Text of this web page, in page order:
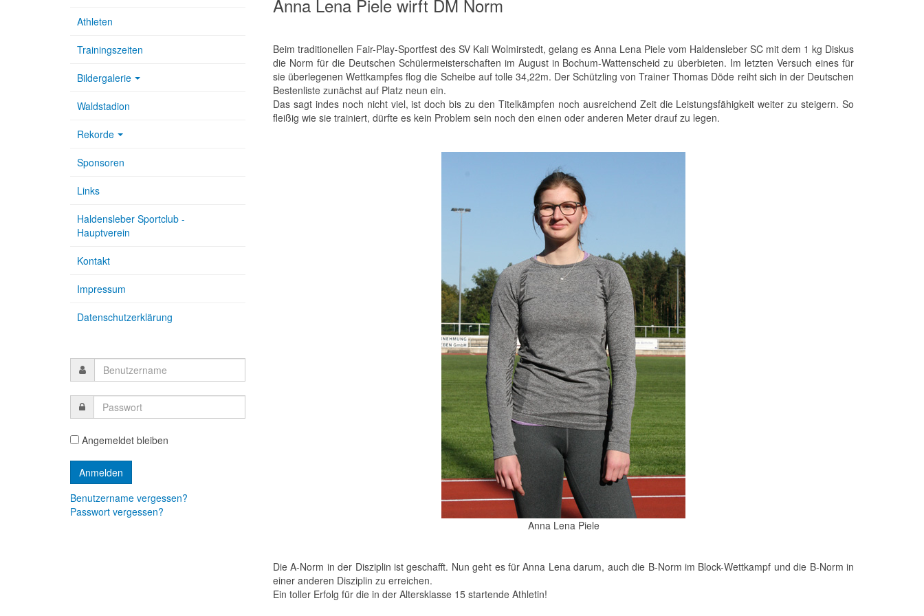
Anna Lena Piele wirft DM Norm
Beim traditionellen Fair-Play-Sportfest des SV Kali Wolmirstedt, gelang es Anna Lena Piele vom Haldensleber SC mit dem 1 kg Diskus
die Norm für die Deutschen Schülermeisterschaften im August in Bochum-Wattenscheid zu überbieten. Im letzten Versuch eines für
sie überlegenen Wettkampfes flog die Scheibe auf tolle 34,22m. Der Schützling von Trainer Thomas Döde reiht sich in der Deutschen
Bestenliste zunächst auf Platz neun ein.
Das sagt indes noch nicht viel, ist doch bis zu den Titelkämpfen noch ausreichend Zeit die Leistungsfähigkeit weiter zu steigern. So
fleißig wie sie trainiert, dürfte es kein Problem sein noch den einen oder anderen Meter drauf zu legen.
Anna Lena Piele
Die A-Norm in der Disziplin ist geschafft. Nun geht es für Anna Lena darum, auch die B-Norm im Block-Wettkampf und die B-Norm in
einer anderen Disziplin zu erreichen.
Ein toller Erfolg für die in der Altersklasse 15 startende Athletin!
Athleten
Trainingszeiten
Bildergalerie
Waldstadion
Rekorde
Sponsoren
Links
Haldensleber Sportclub -
Hauptverein
Kontakt
Impressum
Datenschutzerklärung
Angemeldet bleiben
Benutzername vergessen?
Passwort vergessen?